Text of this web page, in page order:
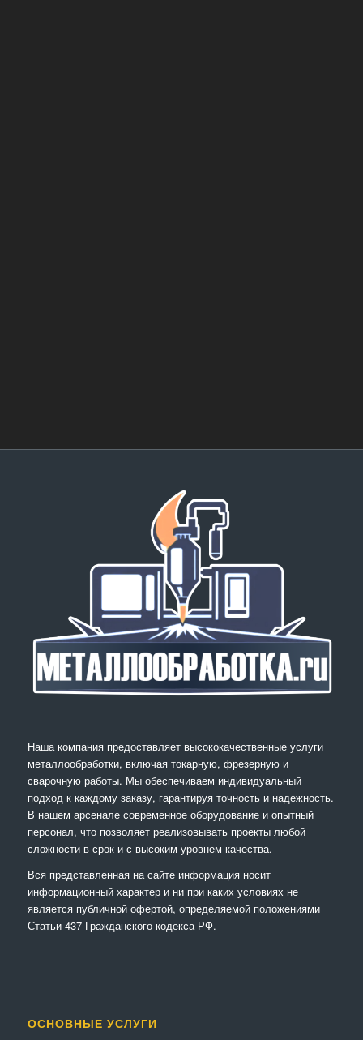
Наша компания предоставляет высококачественные услуги
металлообработки, включая токарную, фрезерную и
сварочную работы. Мы обеспечиваем индивидуальный
подход к каждому заказу, гарантируя точность и надежность.
В нашем арсенале современное оборудование и опытный
персонал, что позволяет реализовывать проекты любой
сложности в срок и с высоким уровнем качества.
Вся представленная на сайте информация носит
информационный характер и ни при каких условиях не
является публичной офертой, определяемой положениями
Статьи 437 Гражданского кодекса РФ.
ОСНОВНЫЕ УСЛУГИ